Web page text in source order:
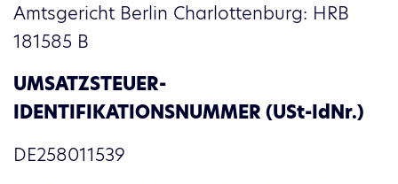
Amtsgericht Berlin Charlottenburg: HRB
181585 B
UMSATZSTEUER-
IDENTIFIKATIONSNUMMER (USt-IdNr.)
DE258011539